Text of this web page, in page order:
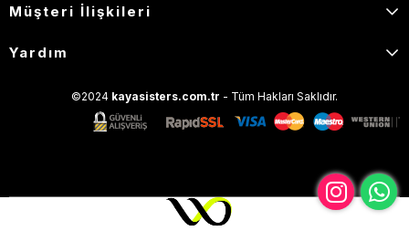
Müşteri İlişkileri
Yardım
©2024 kayasisters.com.tr - Tüm Hakları Saklıdır.